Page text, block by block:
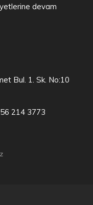
devam
Bul. 1. Sk. No:10
214 3773